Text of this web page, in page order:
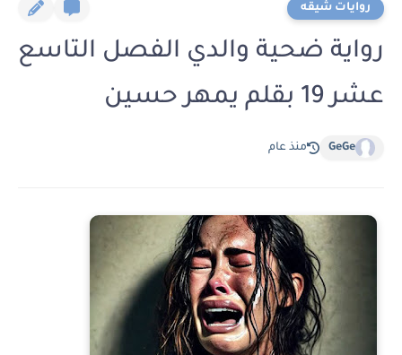
روايات شيقه
رواية ضحية والدي الفصل التاسع
عشر 19 بقلم يمهر حسين
GeGe منذ عام